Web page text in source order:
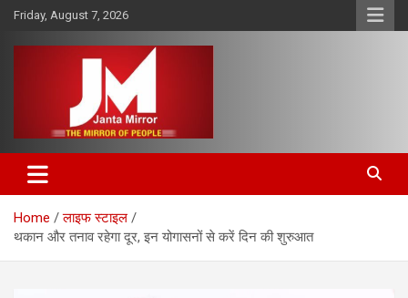
Skip
content
Friday, August 7, 2026
Janta Mirror
Home
लाइफ स्टाइल
थकान और तनाव रहेगा दूर, इन योगासनों से करें दिन की शुरुआत